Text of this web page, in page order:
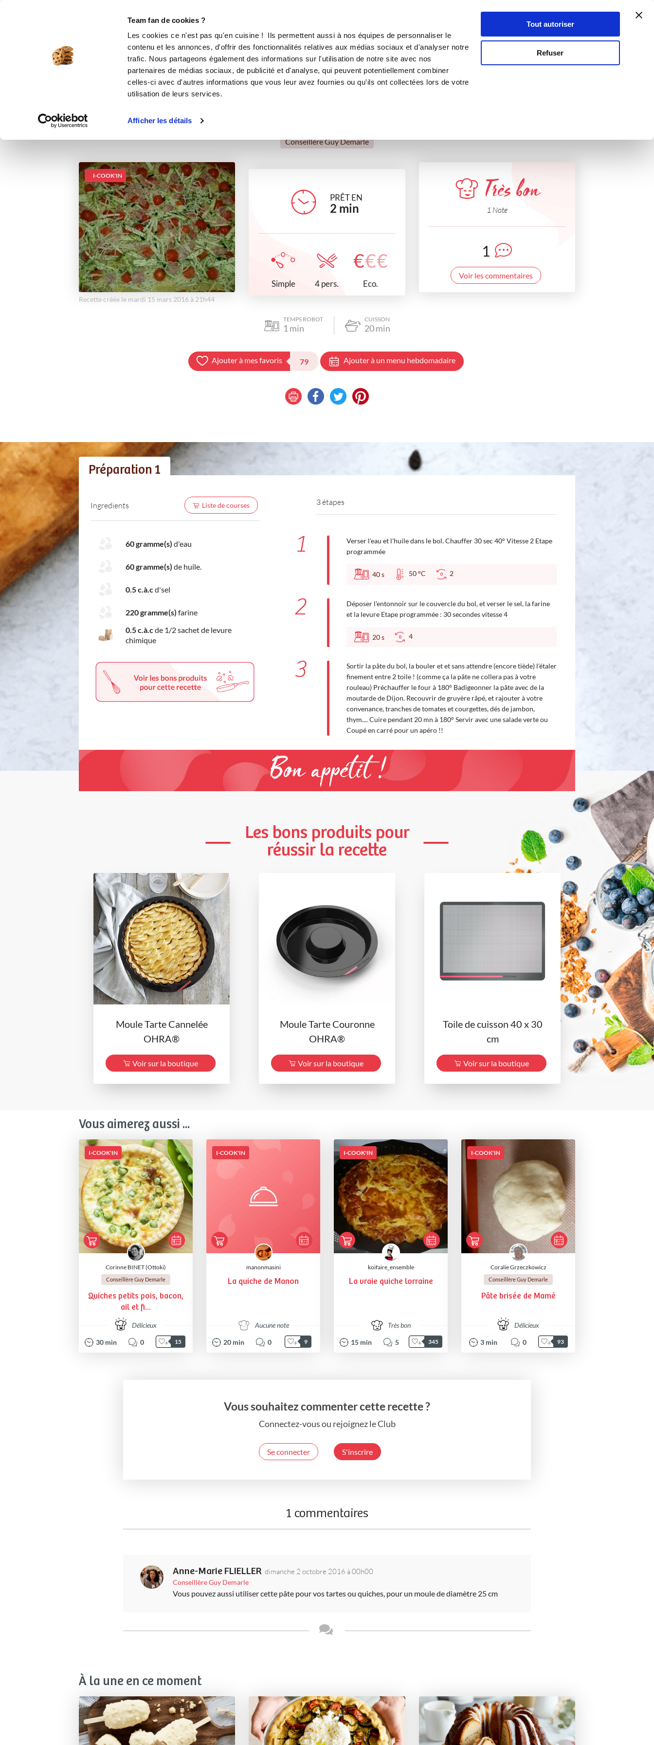
Team fan de cookies ?
Les cookies ce n'est pas qu'en cuisine ! Ils permettent aussi à nos équipes de personnaliser le
contenu et les annonces, d'offrir des fonctionnalités relatives aux médias sociaux et d'analyser notre
trafic. Nous partageons également des informations sur l'utilisation de notre site avec nos
partenaires de médias sociaux, de publicité et d'analyse, qui peuvent potentiellement combiner
celles-ci avec d'autres informations que vous leur avez fournies ou qu'ils ont collectées lors de votre
utilisation de leurs services.
Afficher les détails
Tout autoriser
Refuser
Se connecter
Pâte à tarte ou quiche minute
cakes et quiches salés Recettes traditionnelles
Conseillère Guy Demarle
I-COOK'IN
Recette créée le mardi 15 mars 2016 à 21h44
PRÊT EN
2 min
Simple 4 pers.
€€€
Eco.
Très bon
1 Note
1
Voir les commentaires
TEMPS ROBOT
1 min
CUISSON
20min
Ajouter à mes favoris 79 Ajouter à un menu hebdomadaire
Préparation 1
Ingredients Liste de courses
60 gramme(s) d'eau
60 gramme(s) de huile.
0.5 c.à.c d'sel
220 gramme(s) farine
0.5 c.à.cde 1/2 sachet de levure
chimique
3 étapes
1
Verser l'eau et l'huile dans le bol. Chauffer 30 sec 40° Vitesse 2 Etape
programmée
40s 50 °C 2
2
Déposer l'entonnoir sur le couvercle du bol, et verser le sel, la farine
et la levure Etape programmée : 30 secondes vitesse 4
20s 4
3
Sortir la pâte du bol, la bouler et et sans attendre (encore tiède) l'étaler
finement entre 2 toile ! (comme ça la pâte ne collera pas à votre
rouleau) Préchauffer le four à 180° Badigeonner la pâte avec de la
moutarde de Dijon. Recouvrir de gruyère râpé, et rajouter à votre
convenance, tranches de tomates et courgettes, dés de jambon,
thym.... Cuire pendant 20 mn à 180° Servir avec une salade verte ou
Coupé en carré pour un apéro !!
Bon appétit !
Les bons produits pour
réussir la recette
Moule Tarte Cannelée
OHRA®
Voir sur la boutique
Moule Tarte Couronne
OHRA®
Voir sur la boutique
Toile de cuisson 40 x 30
cm
Voir sur la boutique
Vous aimerez aussi ...
I-COOK'IN
Corinne BINET (Ottoki)
Conseillère Guy Demarle
Quiches petits pois, bacon,
ail et fi...
Délicieux
30 min 0 15
I-COOK'IN
manonmasini
La quiche de Manon
Aucune note
20 min 0 9
I-COOK'IN
koifaire_ensemble
La vraie quiche lorraine
Très bon
15 min 5 345
I-COOK'IN
Coralie Grzeczkowicz
Conseillère Guy Demarle
Pâte brisée de Mamé
Délicieux
3 min 0 93
Vous souhaitez commenter cette recette ?
Connectez-vous ou rejoignez le Club
Se connecter S'inscrire
1 commentaires
Anne-Marie FLIELLER dimanche 2 octobre 2016 à 00h00
Conseillère Guy Demarle
Vous pouvez aussi utiliser cette pâte pour vos tartes ou quiches, pour un moule de diamètre 25 cm
À la une en ce moment